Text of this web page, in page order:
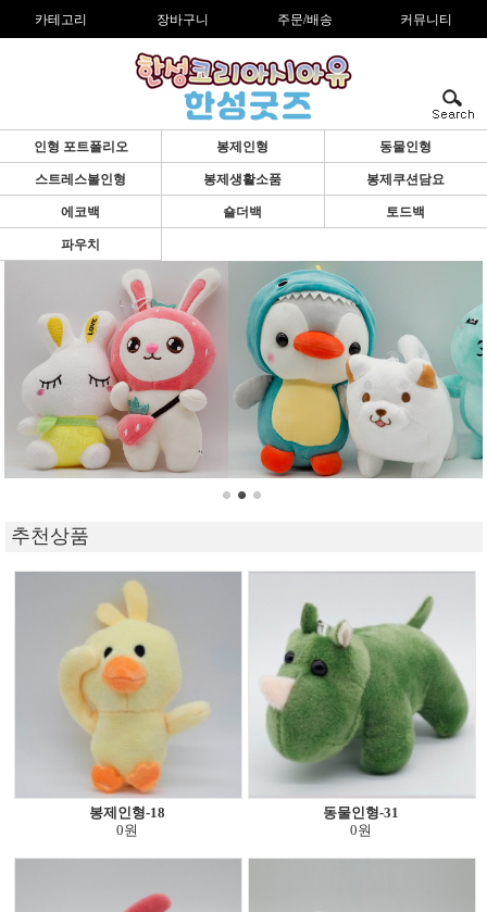
카테고리 장바구니 주문/배송 커뮤니티
인형 포트폴리오 봉제인형 동물인형
스트레스볼인형 봉제생활소품 봉제쿠션담요
에코백 숄더백 토드백
파우치
추천상품
봉제인형-18
0원
동물인형-31
0원